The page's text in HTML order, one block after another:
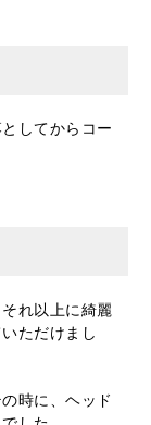
してからコー
れ以上に綺麗
ただけまし
時に、ヘッド